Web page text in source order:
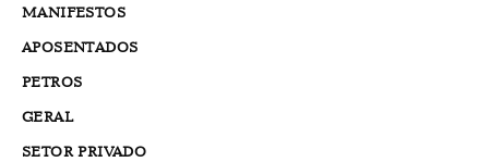
MANIFESTOS
APOSENTADOS
PETROS
GERAL
SETOR PRIVADO